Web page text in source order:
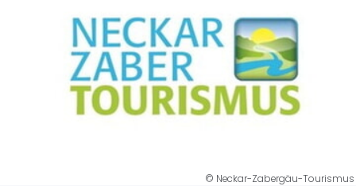
© Neckar-Zabergäu-Tourismus